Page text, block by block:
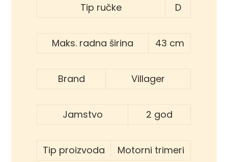
Tip ručke D
Maks. radna širina 43 cm
Brand Villager
Jamstvo 2 god
Tip proizvoda Motorni trimeri